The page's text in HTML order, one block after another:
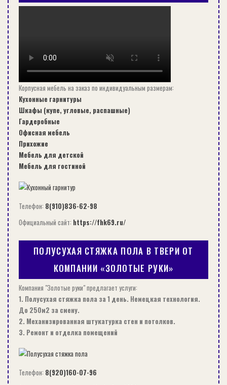
КВАРТИРА С ПЛАВНЫМ ИЗОГНУТЫМ ДИЗАЙНОМ
СБОРНЫЙ ЗАГОРОДНЫЙ ДОМ С МЕТАЛЛИЧЕСКИМ КАРКАСОМ
Корпусная мебель на заказ по индивидуальным размерам:
Кухонные гарнитуры
Шкафы (купе, угловые, распашные)
Гардеробные
Офисная мебель
Прихожие
Мебель для детской
Мебель для гостиной
Телефон: 8(910)836-62-98
Официальный сайт: https://fhk69.ru/
ПОЛУСУХАЯ СТЯЖКА ПОЛА В ТВЕРИ ОТ
КОМПАНИИ «ЗОЛОТЫЕ РУКИ»
Компания "Золотые руки" предлагает услуги:
1. Полусухая стяжка пола за 1 день. Немецкая технология.
До 250м2 за смену.
2. Механизированная штукатурка стен и потолков.
3. Ремонт и отделка помещений
Телефон: 8(920)160-07-96